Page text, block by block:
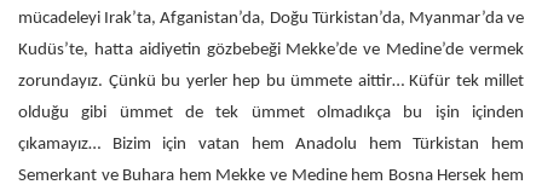
mücadeleyi Irak’ta, Afganistan’da, Doğu Türkistan’da, Myanmar’da ve
Kudüs’te, hatta aidiyetin gözbebeği Mekke’de ve Medine’de vermek
zorundayız. Çünkü bu yerler hep bu ümmete aittir… Küfür tek millet
olduğu gibi ümmet de tek ümmet olmadıkça bu işin içinden
çıkamayız… Bizim için vatan hem Anadolu hem Türkistan hem
Semerkant ve Buhara hem Mekke ve Medine hem Bosna Hersek hem